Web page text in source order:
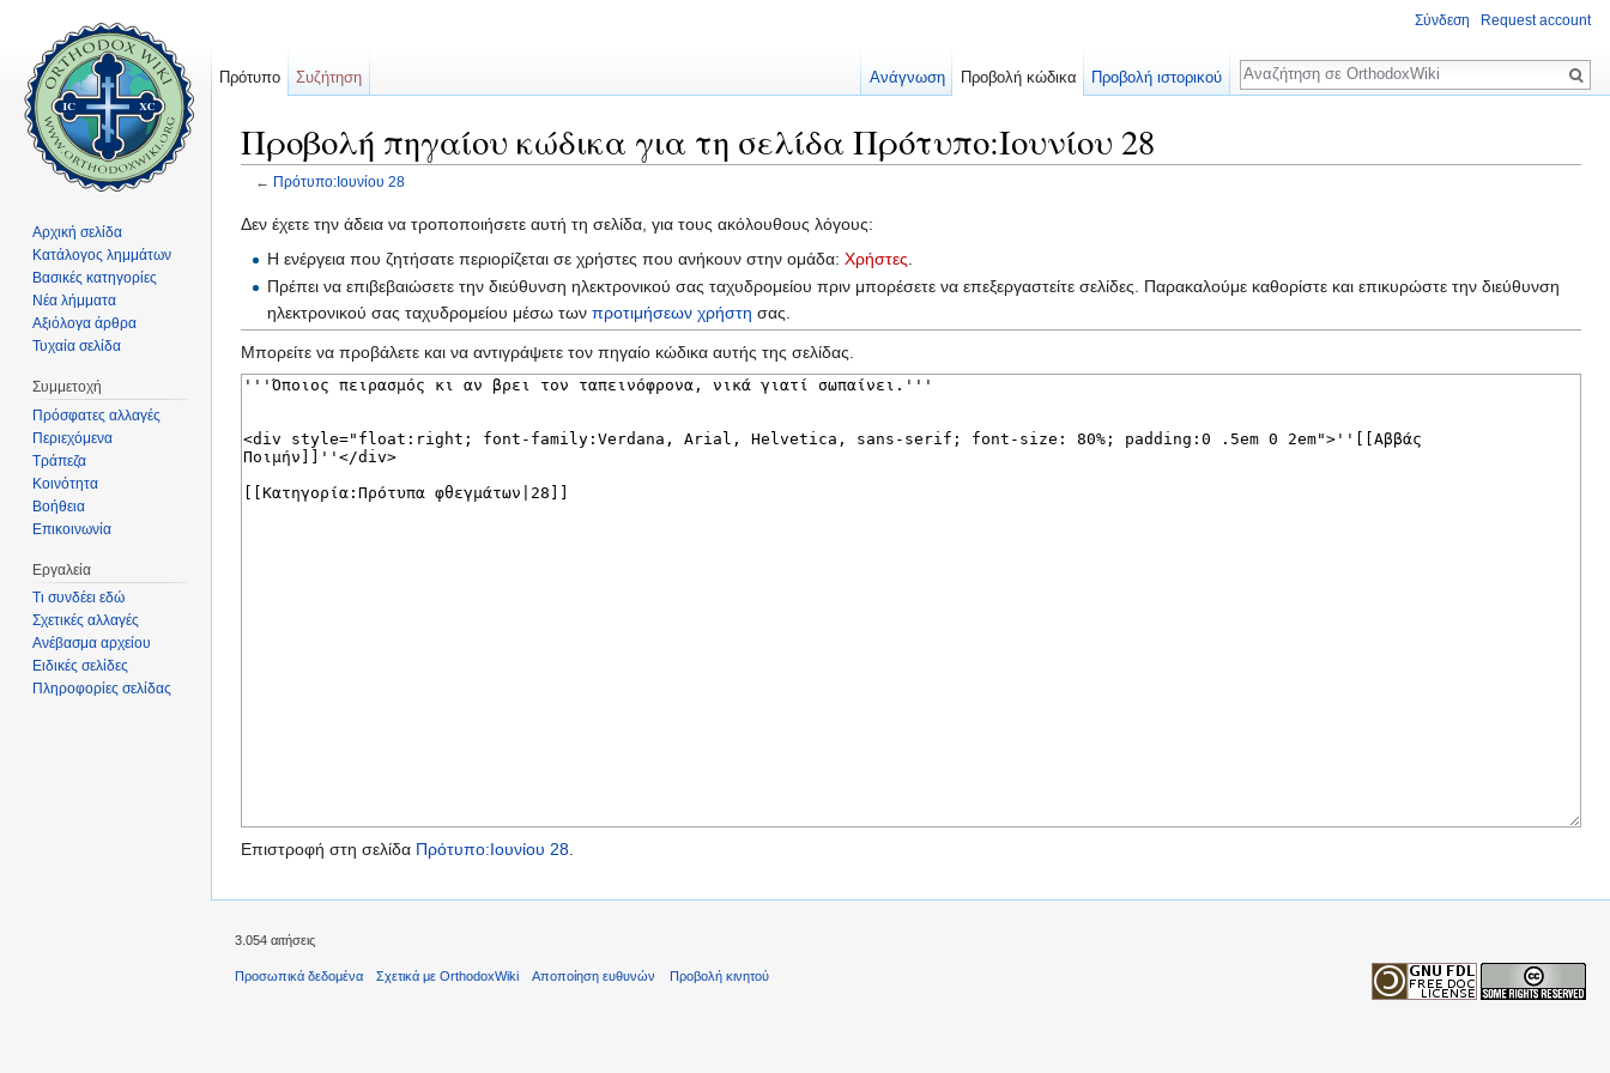
Προβολή πηγαίου κώδικα για τη σελίδα Πρότυπο:Ιουνίου 28
← Πρότυπο:Ιουνίου 28
Δεν έχετε την άδεια να τροποποιήσετε αυτή τη σελίδα, για τους ακόλουθους λόγους:
Η ενέργεια που ζητήσατε περιορίζεται σε χρήστες που ανήκουν στην ομάδα:Χρήστες
Πρέπει να επιβεβαιώσετε την διεύθυνση ηλεκτρονικού σας ταχυδρομείου πριν μπορέσετε να επεξεργαστείτε σελίδες. Παρακαλούμε καθορίστε και επικυρώστε την διεύθυνση
ηλεκτρονικού σας ταχυδρομείου μέσω τωνπροτιμήσεων χρήστη σας.
Μπορείτε να προβάλετε και να αντιγράψετε τον πηγαίο κώδικα αυτής της σελίδας.
Επιστροφή στη σελίδα Πρότυπο:Ιουνίου 28.
Σύνδεση Request account
Πρότυπο Συζήτηση Ανάγνωση Προβολή κώδικα Προβολή ιστορικού
Αναζήτηση
Αρχική σελίδα
Κατάλογος λημμάτων
Βασικές κατηγορίες
Νέα λήμματα
Αξιόλογα άρθρα
Τυχαία σελίδα
Συμμετοχή
Πρόσφατες αλλαγές
Περιεχόμενα
Τράπεζα
Κοινότητα
Βοήθεια
Επικοινωνία
Εργαλεία
Τι συνδέει εδώ
Σχετικές αλλαγές
Ανέβασμα αρχείου
Ειδικές σελίδες
Πληροφορίες σελίδας
3.054 αιτήσεις
Προσωπικά δεδομένα Σχετικά με OrthodoxWiki Αποποίηση ευθυνών Προβολή κινητού